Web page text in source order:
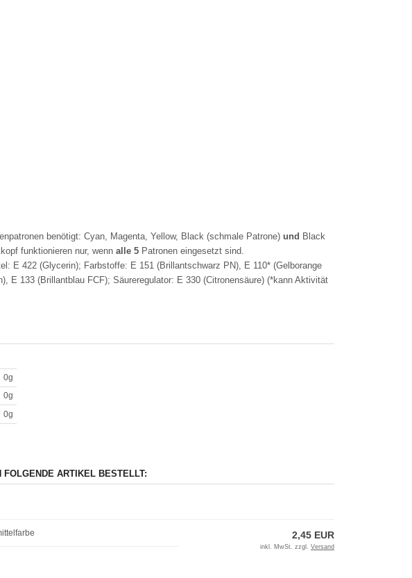
benötigt: Cyan, Magenta, Yellow, Black (schmale Patrone) und Black
funktionieren nur, wenn alle 5 Patronen eingesetzt sind.
E 422 (Glycerin); Farbstoffe: E 151 (Brillantschwarz PN), E 110* (Gelborange
E 133 (Brillantblau FCF); Säureregulator: E 330 (Citronensäure) (*kann Aktivität
0g
0g
0g
ARTIKEL BESTELLT:
2,45 EUR
inkl. MwSt. zzgl. Versand